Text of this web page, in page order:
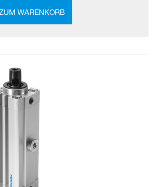
WARENKORB